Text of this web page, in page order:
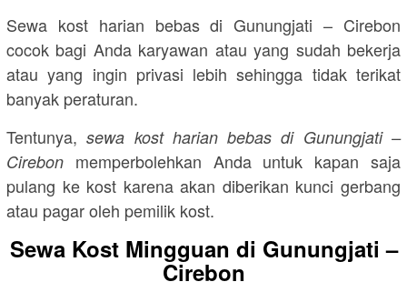
Sewa kost harian bebas di Gunungjati – Cirebon
cocok bagi Anda karyawan atau yang sudah bekerja
atau yang ingin privasi lebih sehingga tidak terikat
banyak peraturan.
Tentunya,sewa kost harian bebas di Gunungjati –
Cirebon memperbolehkan Anda untuk kapan saja
pulang ke kost karena akan diberikan kunci gerbang
atau pagar oleh pemilik kost.
Sewa Kost Mingguan di Gunungjati –
Cirebon